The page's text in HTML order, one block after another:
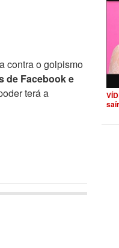
contra o golpismo
de Facebook e
terá a